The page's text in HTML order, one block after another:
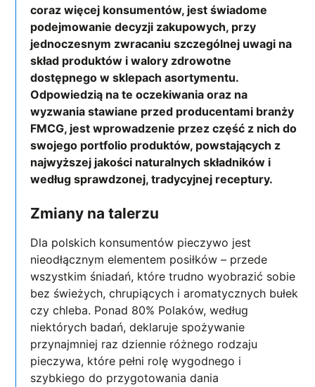
coraz więcej konsumentów, jest świadome
podejmowanie decyzji zakupowych, przy
jednoczesnym zwracaniu szczególnej uwagi na
skład produktów i walory zdrowotne
dostępnego w sklepach asortymentu.
Odpowiedzią na te oczekiwania oraz na
wyzwania stawiane przed producentami branży
FMCG, jest wprowadzenie przez część z nich do
swojego portfolio produktów, powstających z
najwyższej jakości naturalnych składników i
według sprawdzonej, tradycyjnej receptury.
Zmiany na talerzu
Dla polskich konsumentów pieczywo jest
nieodłącznym elementem posiłków – przede
wszystkim śniadań, które trudno wyobrazić sobie
bez świeżych, chrupiących i aromatycznych bułek
czy chleba. Ponad 80% Polaków, według
niektórych badań, deklaruje spożywanie
przynajmniej raz dziennie różnego rodzaju
pieczywa, które pełni rolę wygodnego i
szybkiego do przygotowania dania